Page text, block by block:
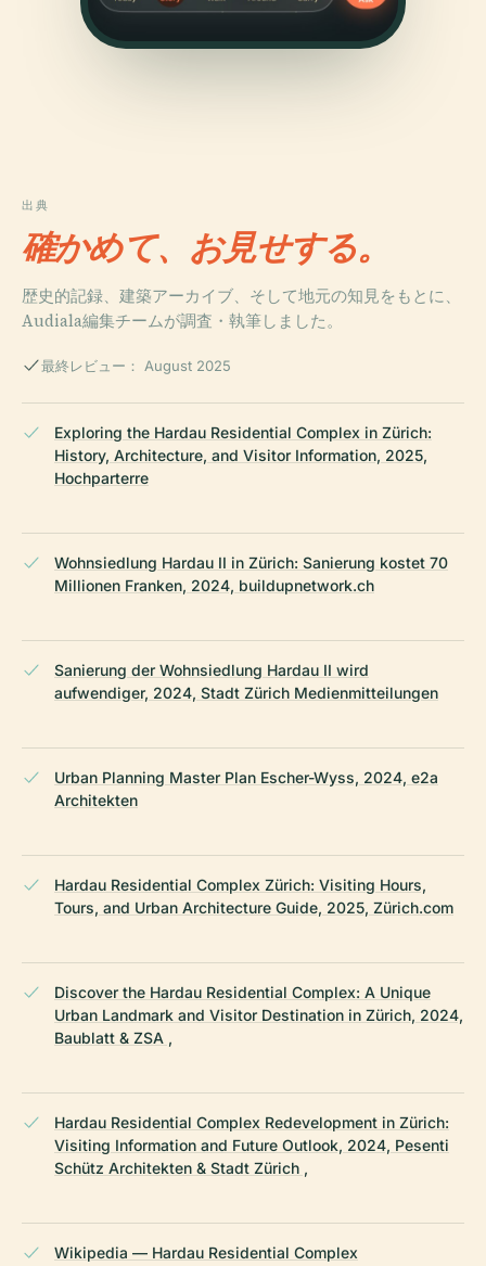
出典
確かめて、お見せする。
歴史的記録、建築アーカイブ、そして地元の知見をもとに、
Audiala編集チームが調査・執筆しました。
最終レビュー： August 2025
Exploring the Hardau Residential Complex in Zürich:
History, Architecture, and Visitor Information, 2025,
Hochparterre
Wohnsiedlung Hardau II in Zürich: Sanierung kostet 70
Millionen Franken, 2024, buildupnetwork.ch
Sanierung der Wohnsiedlung Hardau II wird
aufwendiger, 2024, Stadt Zürich Medienmitteilungen
Urban Planning Master Plan Escher-Wyss, 2024, e2a
Architekten
Hardau Residential Complex Zürich: Visiting Hours,
Tours, and Urban Architecture Guide, 2025, Zürich.com
Discover the Hardau Residential Complex: A Unique
Urban Landmark and Visitor Destination in Zürich, 2024,
Baublatt & ZSA ,
Hardau Residential Complex Redevelopment in Zürich:
Visiting Information and Future Outlook, 2024, Pesenti
Schütz Architekten & Stadt Zürich ,
Wikipedia — Hardau Residential Complex